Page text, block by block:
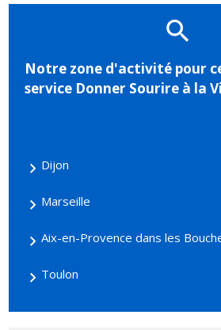
Notre zone d'activité pour
service Donner Sourire à la
Dijon
Marseille
Aix-en-Provence dans les
Toulon